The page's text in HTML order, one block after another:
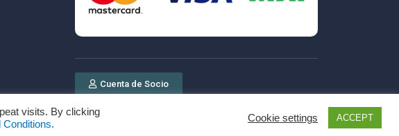
Cuenta de Socio
visits. By clicking
Conditions.
Cookie settings ACCEPT